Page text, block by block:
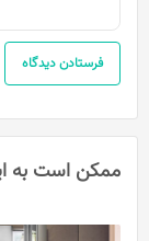
ممکن است به